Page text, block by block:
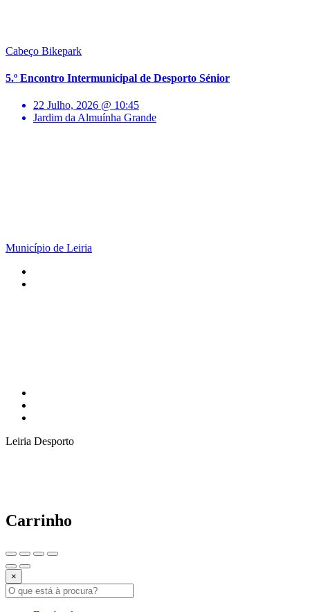
Cabeço Bikepark
5.º Encontro Intermunicipal de Desporto Sénior
22 Julho, 2026 @ 10:45
Jardim da Almuínha Grande
Município de Leiria
Leiria Desporto
Carrinho
×